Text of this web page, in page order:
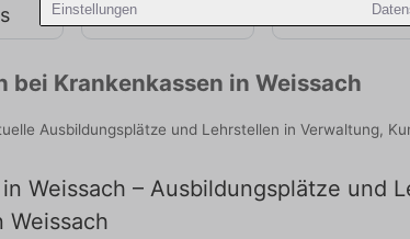
EinstellungenTeilzeit
Krankenkassen in Weissach
Ausbildungsplätze und Lehrstellen in Verwaltung,
Weissach – Ausbildungsplätze und